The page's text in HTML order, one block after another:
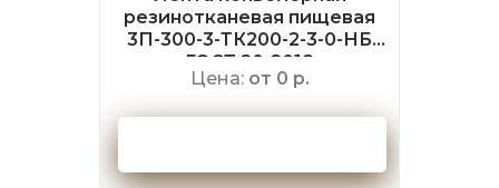
резинотканевая пищевая
3П-300-3-ТК200-2-3-0-НБ
ГОСТ 20-2018
Цена: от 0 р.